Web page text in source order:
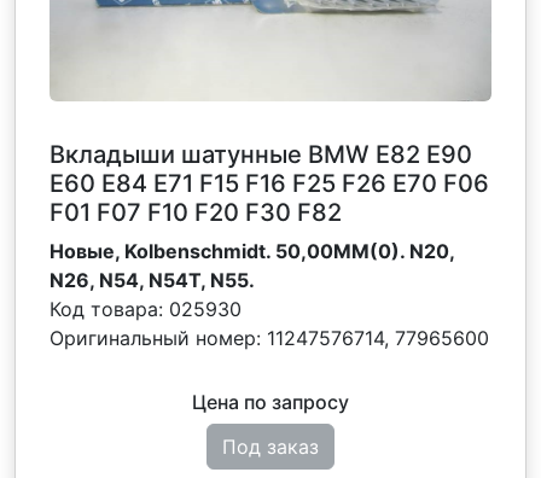
Вкладыши шатунные BMW E82 E90
E60 E84 E71 F15 F16 F25 F26 E70 F06
F01 F07 F10 F20 F30 F82
Новые, Kolbenschmidt. 50,00MM(0). N20,
N26, N54, N54T, N55.
Код товара: 025930
Оригинальный номер: 11247576714, 77965600
Цена по запросу
Под заказ